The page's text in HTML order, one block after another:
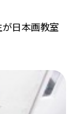
が日本画教室